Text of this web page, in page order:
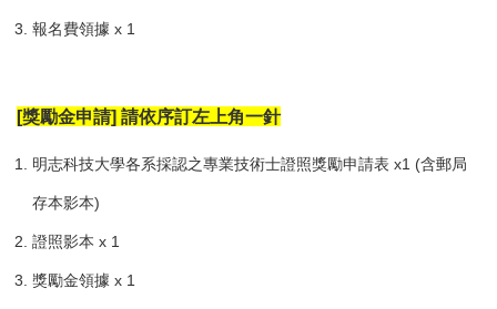
報名費領據 x 1
[獎勵金申請] 請依序訂左上角一針
明志科技大學各系採認之專業技術士證照獎勵申請表 x1 (含郵局
存本影本)
證照影本 x 1
獎勵金領據 x 1